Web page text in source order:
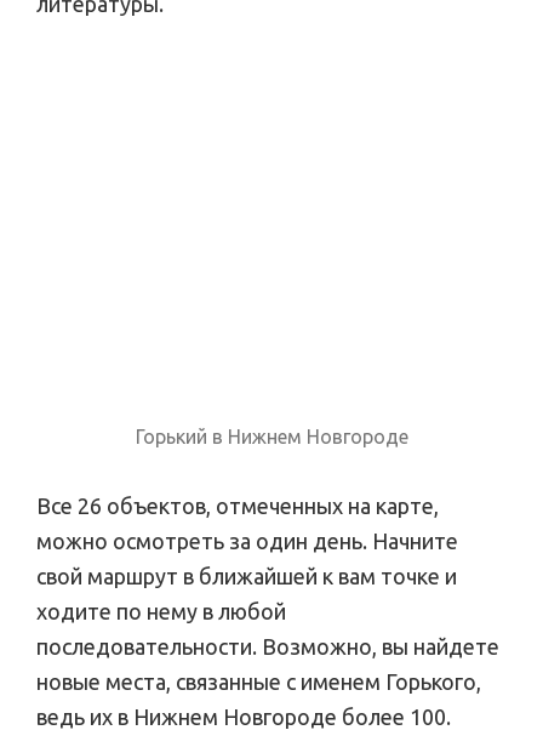
Горький в Нижнем Новгороде
Все 26 объектов, отмеченных на карте,
можно осмотреть за один день. Начните
свой маршрут в ближайшей к вам точке и
ходите по нему в любой
последовательности. Возможно, вы найдете
новые места, связанные с именем Горького,
ведь их в Нижнем Новгороде более 100.